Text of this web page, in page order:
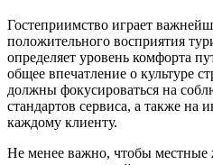
Гостеприимство играет
положительного восприятия
определяет уровень комфорта
общее впечатление о культуре
должны фокусироваться на
стандартов сервиса, а также на
каждому клиенту.
Не менее важно, чтобы